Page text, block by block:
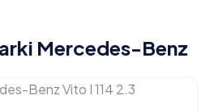
Mercedes-Benz